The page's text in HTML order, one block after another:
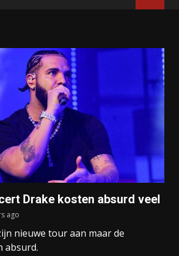
Drake kosten absurd veel
ago
nieuwe tour aan maar de
absurd.